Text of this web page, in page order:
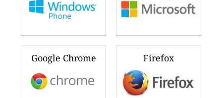
Google Chrome Firefox